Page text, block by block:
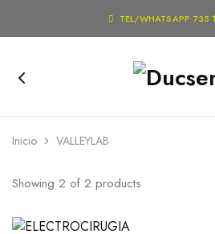
 TEL/WHATSAPP 735
Inicio VALLEYLAB
Showing 2 of 2 products